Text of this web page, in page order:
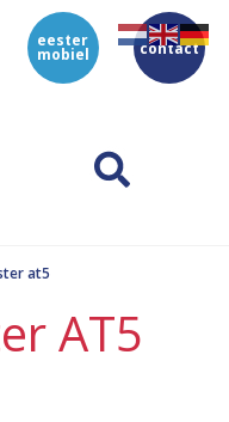
eester
mobiel contact
at5
AT5